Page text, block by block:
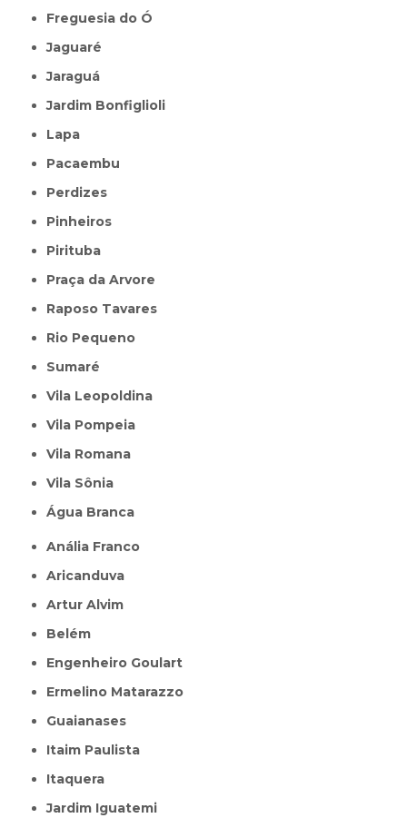
Freguesia do Ó
Jaguaré
Jaraguá
Jardim Bonfiglioli
Lapa
Pacaembu
Perdizes
Pinheiros
Pirituba
Praça da Arvore
Raposo Tavares
Rio Pequeno
Sumaré
Vila Leopoldina
Vila Pompeia
Vila Romana
Vila Sônia
Água Branca
Anália Franco
Aricanduva
Artur Alvim
Belém
Engenheiro Goulart
Ermelino Matarazzo
Guaianases
Itaim Paulista
Itaquera
Jardim Iguatemi